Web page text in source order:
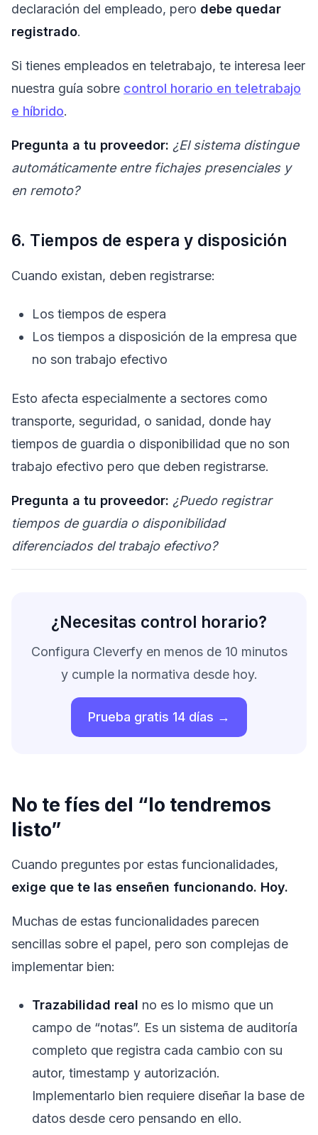
declaración del empleado, pero debe quedar
registrado.
Si tienes empleados en teletrabajo, te interesa leer
nuestra guía sobre control horario en teletrabajo
e híbrido.
Pregunta a tu proveedor: ¿El sistema distingue
automáticamente entre fichajes presenciales y
en remoto?
6. Tiempos de espera y disposición
Cuando existan, deben registrarse:
Los tiempos de espera
Los tiempos a disposición de la empresa que
no son trabajo efectivo
Esto afecta especialmente a sectores como
transporte, seguridad, o sanidad, donde hay
tiempos de guardia o disponibilidad que no son
trabajo efectivo pero que deben registrarse.
Pregunta a tu proveedor: ¿Puedo registrar
tiempos de guardia o disponibilidad
diferenciados del trabajo efectivo?
¿Necesitas control horario?
Configura Cleverfy en menos de 10 minutos
y cumple la normativa desde hoy.
Prueba gratis 14 días →
No te fíes del “lo tendremos
listo”
Cuando preguntes por estas funcionalidades,
exige que te las enseñen funcionando. Hoy.
Muchas de estas funcionalidades parecen
sencillas sobre el papel, pero son complejas de
implementar bien:
Trazabilidad real no es lo mismo que un
campo de “notas”. Es un sistema de auditoría
completo que registra cada cambio con su
autor, timestamp y autorización.
Implementarlo bien requiere diseñar la base de
datos desde cero pensando en ello.